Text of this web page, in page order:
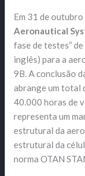
Em 31 de
Aeronautical
fase de testes”
inglês) para a
9B. A conclusão
abrange um total
40.000 horas de
representa um
estrutural da
estrutural da
norma OTAN